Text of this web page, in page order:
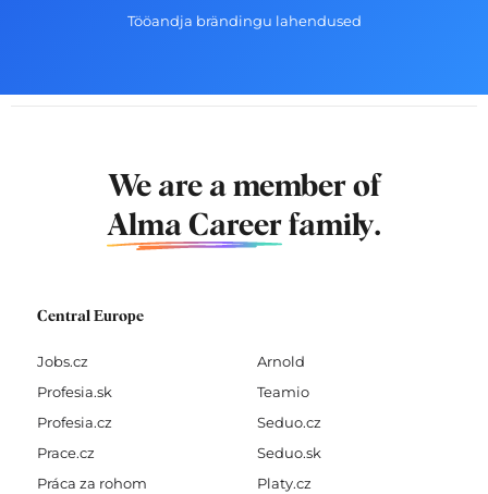
Tööandja brändingu lahendused
We are a member of
Alma Career family.
Central Europe
Jobs.cz
Profesia.sk
Profesia.cz
Prace.cz
Práca za rohom
Arnold
Teamio
Seduo.cz
Seduo.sk
Platy.cz